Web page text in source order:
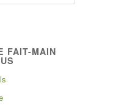
FAIT-MAIN